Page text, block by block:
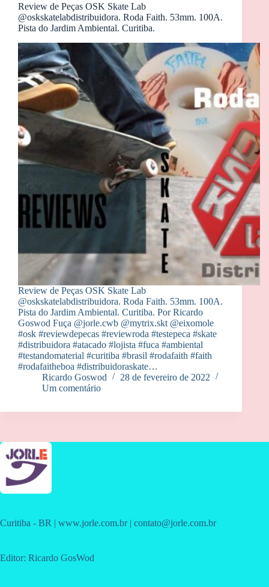
Review de Peças OSK Skate Lab
@oskskatelabdistribuidora. Roda Faith. 53mm. 100A.
Pista do Jardim Ambiental. Curitiba.
Review de Peças OSK Skate Lab
@oskskatelabdistribuidora. Roda Faith. 53mm. 100A.
Pista do Jardim Ambiental. Curitiba. Por Ricardo
Goswod Fuça @jorle.cwb @mytrix.skt @eixomole
#osk #reviewdepecas #reviewroda #testepeca #skate
#distribuidora #atacado #lojista #fuca #ambiental
#testandomaterial #curitiba #brasil #rodafaith #faith
#rodafaitheboa #distribuidoraskate…
Ricardo Goswod
28 de fevereiro de 2022
Um comentário
Curitiba - BR | www.jorle.com.br | contato@jorle.com.br
Editor: Ricardo GosWod